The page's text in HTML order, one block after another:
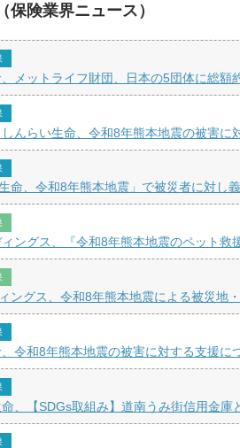
保険業界ニュース）
、メットライフ財団、日本の5団体に総額
んらい生命、令和8年熊本地震の被害に
命、令和8年熊本地震」で被災者に対し
ングス、『令和8年熊本地震のペット救
ングス、令和8年熊本地震による被災地
令和8年熊本地震の被害に対する支援に
、【SDGs取組み】道南うみ街信用金